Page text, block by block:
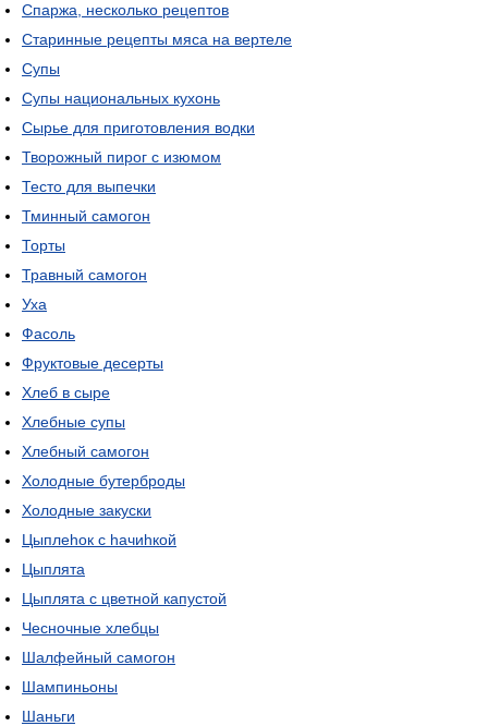
Спаржа, несколько рецептов
Старинные рецепты мяса на вертеле
Супы
Супы национальных кухонь
Сырье для приготовления водки
Творожный пирог с изюмом
Тесто для выпечки
Тминный самогон
Торты
Травный самогон
Уха
Фасоль
Фруктовые десерты
Хлеб в сыре
Хлебные супы
Хлебный самогон
Холодные бутерброды
Холодные закуски
Цыплеhок с hачиhкой
Цыплята
Цыплята с цветной капустой
Чесночные хлебцы
Шалфейный самогон
Шампиньоны
Шаньги